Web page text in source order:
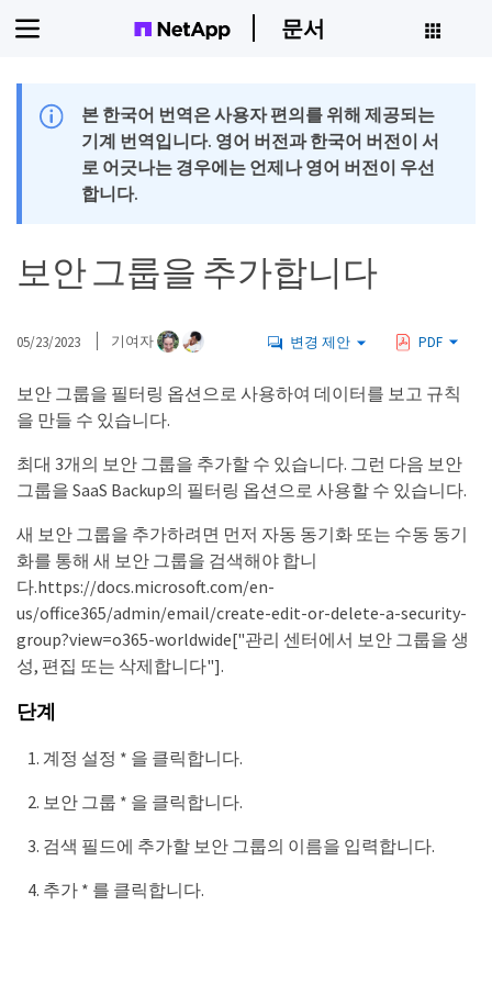
문서
본 한국어 번역은 사용자 편의를 위해 제공되는
기계 번역입니다. 영어 버전과 한국어 버전이 서
로 어긋나는 경우에는 언제나 영어 버전이 우선
합니다.
보안 그룹을 추가합니다
05/23/2023 기여자 변경 제안 PDF
보안 그룹을 필터링 옵션으로 사용하여 데이터를 보고 규칙
을 만들 수 있습니다.
최대 3개의 보안 그룹을 추가할 수 있습니다. 그런 다음 보안
그룹을 SaaS Backup의 필터링 옵션으로 사용할 수 있습니다.
새 보안 그룹을 추가하려면 먼저 자동 동기화 또는 수동 동기
화를 통해 새 보안 그룹을 검색해야 합니
다.https://docs.microsoft.com/en-
us/office365/admin/email/create-edit-or-delete-a-security-
group?view=o365-worldwide["관리 센터에서 보안 그룹을 생
성, 편집 또는 삭제합니다"].
단계
계정 설정 * 을 클릭합니다.
보안 그룹 * 을 클릭합니다.
검색 필드에 추가할 보안 그룹의 이름을 입력합니다.
추가 * 를 클릭합니다.